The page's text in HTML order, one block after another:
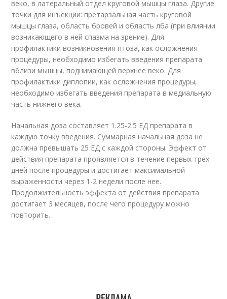
веко, в латеральный отдел круговой мышцы глаза. Другие
точки для инъекции: претарзальная часть круговой
мышцы глаза, область бровей и область лба (при влиянии
возникающего в ней спазма на зрение). Для
профилактики возникновения птоза, как осложнения
процедуры, необходимо избегать введения препарата
вблизи мышцы, поднимающей верхнее веко. Для
профилактики диплопии, как осложнения процедуры,
необходимо избегать введения препарата в медиальную
часть нижнего века.
Начальная доза составляет 1.25-2.5 ЕД препарата в
каждую точку введения. Суммарная начальная доза не
должна превышать 25 ЕД с каждой стороны. Эффект от
действия препарата проявляется в течение первых трех
дней после процедуры и достигает максимальной
выраженности через 1-2 недели после нее.
Продолжительность эффекта от действия препарата
достигает 3 месяцев, после чего процедуру можно
повторить.